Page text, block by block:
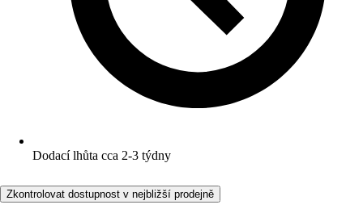
Dodací lhůta cca 2-3 týdny
Zkontrolovat dostupnost v nejbližší prodejně